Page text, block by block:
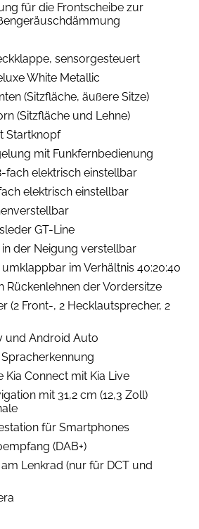
für die Frontscheibe zur
sensorgesteuert
White Metallic
(Sitzfläche, äußere Sitze)
(Sitzfläche und Lehne)
Startknopf
mit Funkfernbedienung
fach elektrisch einstellbar
elektrisch einstellbar
GT-Line
der Neigung verstellbar
im Verhältnis 40:20:40
Rückenlehnen der Vordersitze
(2 Front-, 2 Hecklautsprecher, 2
und Android Auto
Kia Connect mit Kia Live
mit 31,2 cm (12,3 Zoll)
für Smartphones
(DAB+)
Lenkrad (nur für DCT und